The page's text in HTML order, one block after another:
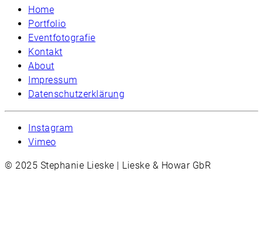
Home
Portfolio
Eventfotografie
Kontakt
About
Impressum
Datenschutzerklärung
Instagram
Vimeo
© 2025 Stephanie Lieske | Lieske & Howar GbR